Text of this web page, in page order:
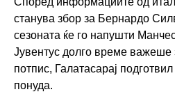
станува збор за Бернардо
сезоната ќе го напушти
Јувентус долго време важеше
потпис, Галатасарај
понуда.